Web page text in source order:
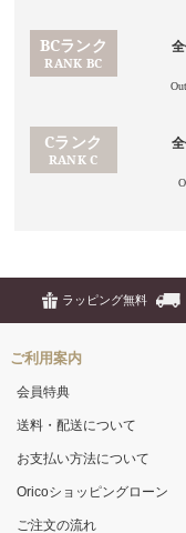
ラッピング無料
ご利用案内
会員特典
送料・配送について
お支払い方法について
Oricoショッピングローン
ご注文の流れ